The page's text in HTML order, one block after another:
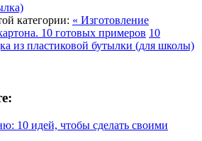
категории: « Изготовление
10 готовых примеров 10
из пластиковой бутылки (для школы)
10 идей, чтобы сделать своими